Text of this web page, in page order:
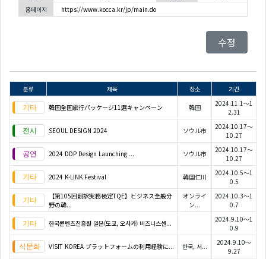
홈페이지
https://www.kocca.kr/jp/main.do
수정
분류 제목 장소 기간
韓国全国旅行パッケージ11選キャンペーン 韓国
2024.11.1～1
2.31
SEOUL DESIGN 2024 ソウル市
2024.10.17～
10.27
2024 DDP Design Launching ... ソウル市
2024.10.17～
10.27
2024 K-LINK Festival 韓国仁川
2024.10.5～1
0.5
【第105回翻訳実務検定TQE】ビジネス全般分
野の韓...
オンライ
ン...
2024.10.3～1
0.7
한국콘텐츠진흥원 일본(도쿄, 오사카) 비즈니스센...
2024.9.10～1
0.9
VISIT KOREA プラットフォームの利用経験に... 한국, 서...
2024.9.10～
9.27